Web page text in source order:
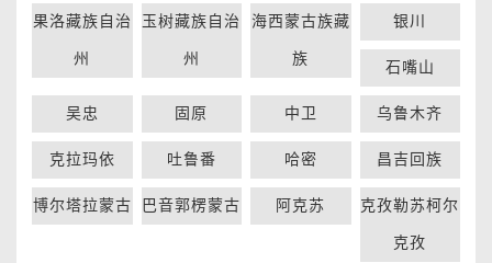
果洛藏族自治
州
玉树藏族自治
州
海西蒙古族藏
族
银川
石嘴山
吴忠 固原 中卫 乌鲁木齐
克拉玛依 吐鲁番 哈密 昌吉回族
博尔塔拉蒙古 巴音郭楞蒙古 阿克苏 克孜勒苏柯尔
克孜